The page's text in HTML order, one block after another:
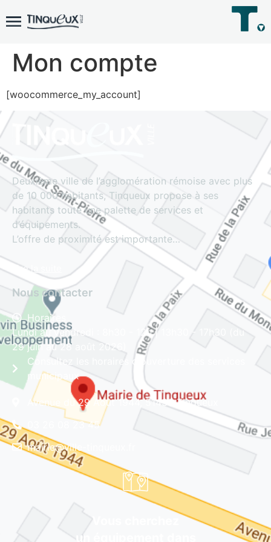
Mon compte
[woocommerce_my_account]
Deuxième ville de l’agglomération rémoise avec plus
de 10 000 habitants, Tinqueux propose à ses
habitants toute une palette de services et
d’équipements.
L’offre de proximité est importante…
Lire la suite
Nous contacter
Horaires
Lundi au vendredi : 8h30 - 12h | 13h30 - 17h30 (du
29 juin au 28 août 2026)
Consultez les horaires d'ouverture des services
municipaux
Avenue du 29 Août 1944, 51430 Tinqueux
03 26 08 23 45
mairie@ville-tinqueux.fr
Vous cherchez
un équipement dans